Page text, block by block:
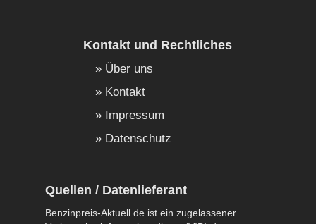
Kontakt und Rechtliches
Über uns
Kontakt
Impressum
Datenschutz
Quellen / Datenlieferant
Benzinpreis-Aktuell.de ist ein zugelassener